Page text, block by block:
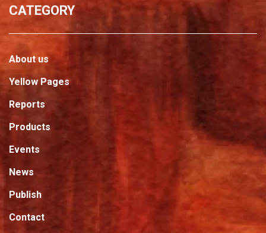
CATEGORY
About us
Yellow Pages
Reports
Products
Events
News
Publish
Contact